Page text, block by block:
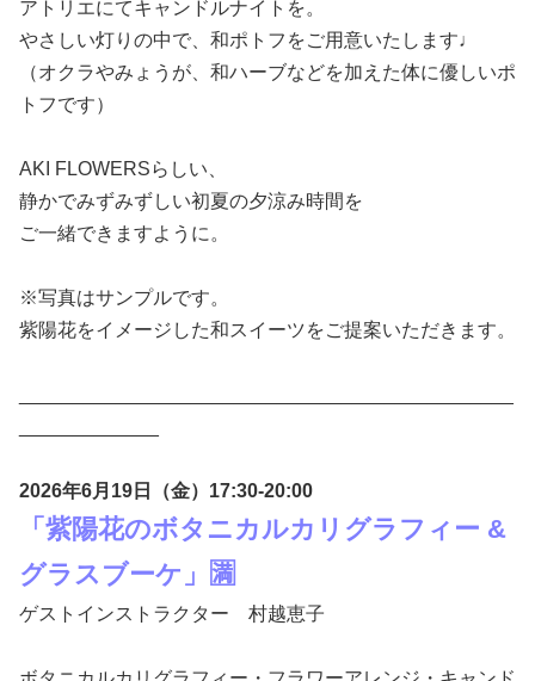
アトリエにてキャンドルナイトを。
やさしい灯りの中で、和ポトフをご用意いたします♩
（オクラやみょうが、和ハーブなどを加えた体に優しいポ
トフです）
AKI FLOWERSらしい、
静かでみずみずしい初夏の夕涼み時間を
ご一緒できますように。
※写真はサンプルです。
紫陽花をイメージした和スイーツをご提案いただきます。
2026年6月19日（金）17:30-20:00
「紫陽花のボタニカルカリグラフィー &
グラスブーケ」🈵
ゲストインストラクター 村越恵子